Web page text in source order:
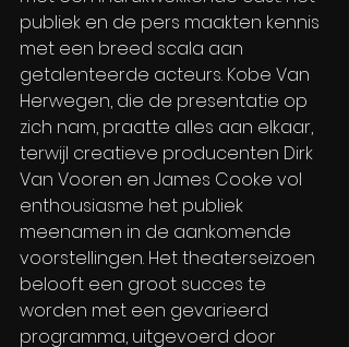
publiek en de pers maakten kennis
met een breed scala aan
getalenteerde acteurs. Kobe Van
Herwegen, die de presentatie op
zich nam, praatte alles aan elkaar,
terwijl creatieve producenten Dirk
Van Vooren en James Cooke vol
enthousiasme het publiek
meenamen in de aankomende
voorstellingen. Het theaterseizoen
belooft een groot succes te
worden met een gevarieerd
programma, uitgevoerd door